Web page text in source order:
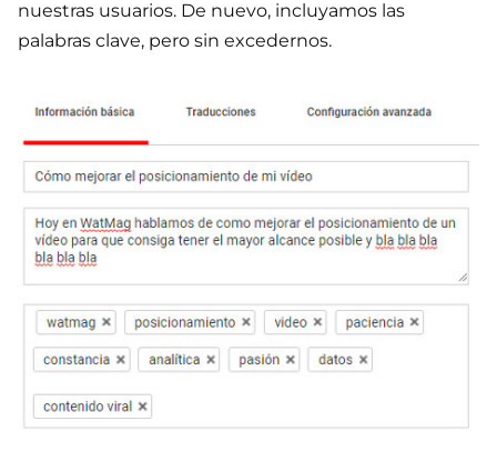
nuestras usuarios. De nuevo, incluyamos las
palabras clave, pero sin excedernos.